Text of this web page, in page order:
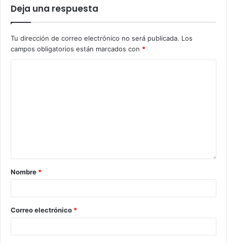
Deja una respuesta
Tu dirección de correo electrónico no será publicada. Los
campos obligatorios están marcados con *
Nombre *
Correo electrónico *